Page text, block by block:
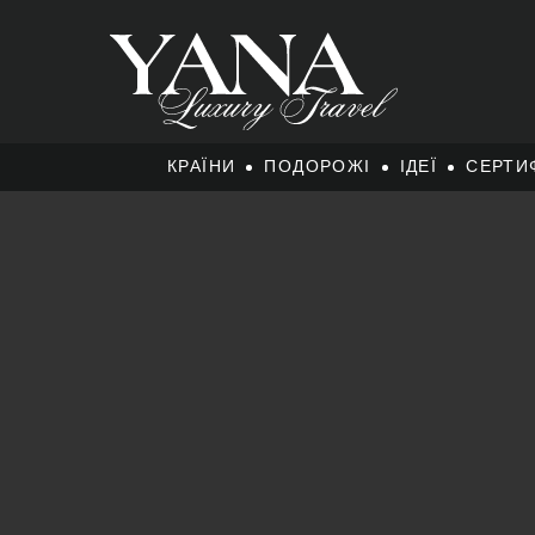
КРАЇНИ ПОДОРОЖІ ІДЕЇ